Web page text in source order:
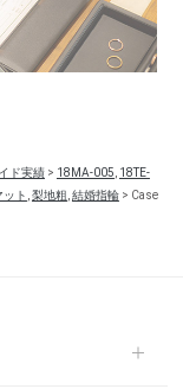
ド実績> 18MA-005, 18TE-
ット ,梨地粗,結婚指輪> Case